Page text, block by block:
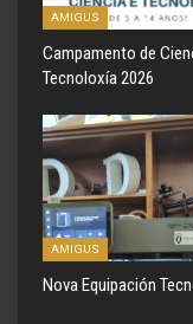
AMIGUS
Campamento de
Tecnoloxía 2026
AMIGUS
Nova Equipación